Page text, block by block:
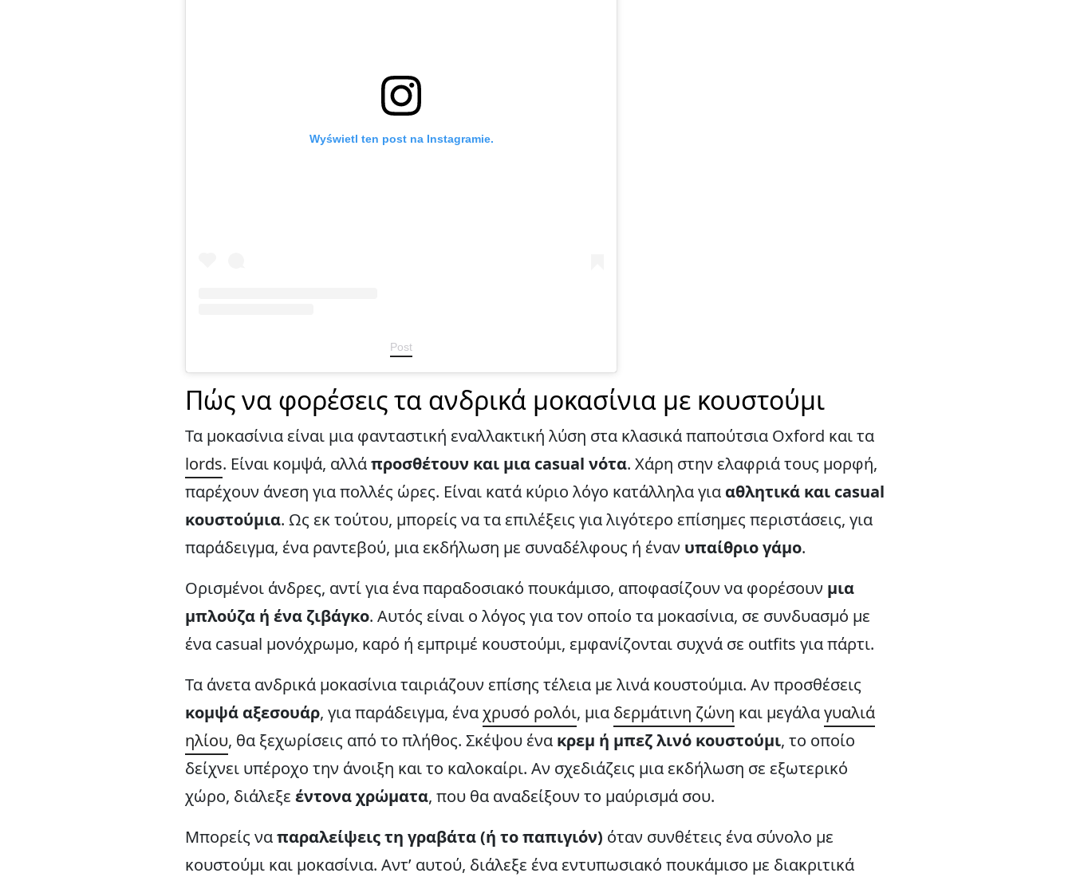
Wyświetl ten post na Instagramie.
Post
Πώς να φορέσεις τα ανδρικά μοκασίνια με κουστούμι
Τα μοκασίνια είναι μια φανταστική εναλλακτική λύση στα κλασικά παπούτσια Oxford και τα
lords. Είναι κομψά, αλλάπροσθέτουν και μια casual νότα. Χάρη στην ελαφριά τους μορφή,
παρέχουν άνεση για πολλές ώρες. Είναι κατά κύριο λόγο κατάλληλα για αθλητικά και casual
κουστούμια. Ως εκ τούτου, μπορείς να τα επιλέξεις για λιγότερο επίσημες περιστάσεις, για
παράδειγμα, ένα ραντεβού, μια εκδήλωση με συναδέλφους ή έναν υπαίθριο γάμο.
Ορισμένοι άνδρες, αντί για ένα παραδοσιακό πουκάμισο, αποφασίζουν να φορέσουν μια
μπλούζα ή ένα ζιβάγκο. Αυτός είναι ο λόγος για τον οποίο τα μοκασίνια, σε συνδυασμό με
ένα casual μονόχρωμο, καρό ή εμπριμέ κουστούμι, εμφανίζονται συχνά σε outfits για πάρτι.
Τα άνετα ανδρικά μοκασίνια ταιριάζουν επίσης τέλεια με λινά κουστούμια. Αν προσθέσεις
κομψά αξεσουάρ, για παράδειγμα, έναχρυσό ρολόι, μια δερμάτινη ζώνη και μεγάλαγυαλιά
ηλίου, θα ξεχωρίσεις από το πλήθος. Σκέψου ένα κρεμ ή μπεζ λινό κουστούμι, το οποίο
δείχνει υπέροχο την άνοιξη και το καλοκαίρι. Αν σχεδιάζεις μια εκδήλωση σε εξωτερικό
χώρο, διάλεξε έντονα χρώματα, που θα αναδείξουν το μαύρισμά σου.
Μπορείς ναπαραλείψεις τη γραβάτα (ή το παπιγιόν) όταν συνθέτεις ένα σύνολο με
κουστούμι και μοκασίνια. Αντ’ αυτού, διάλεξε ένα εντυπωσιακό πουκάμισο με διακριτικά